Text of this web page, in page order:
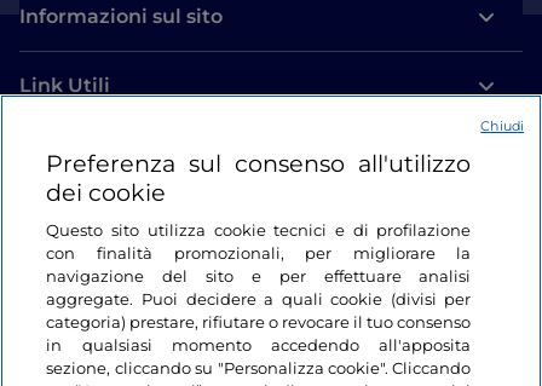
Informazioni sul sito
Link Utili
Login
Restiamo in contatto
Preferenza sul consenso all'utilizzo
dei cookie
Questo sito utilizza cookie tecnici e di profilazione
con finalità promozionali, per migliorare la
navigazione del sito e per effettuare analisi
aggregate. Puoi decidere a quali cookie (divisi per
categoria) prestare, rifiutare o revocare il tuo consenso
in qualsiasi momento accedendo all'apposita
sezione, cliccando su "Personalizza cookie". Cliccando
Chiudi